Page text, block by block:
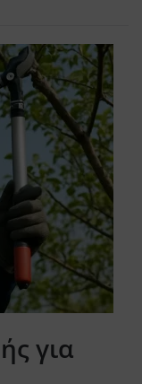
για